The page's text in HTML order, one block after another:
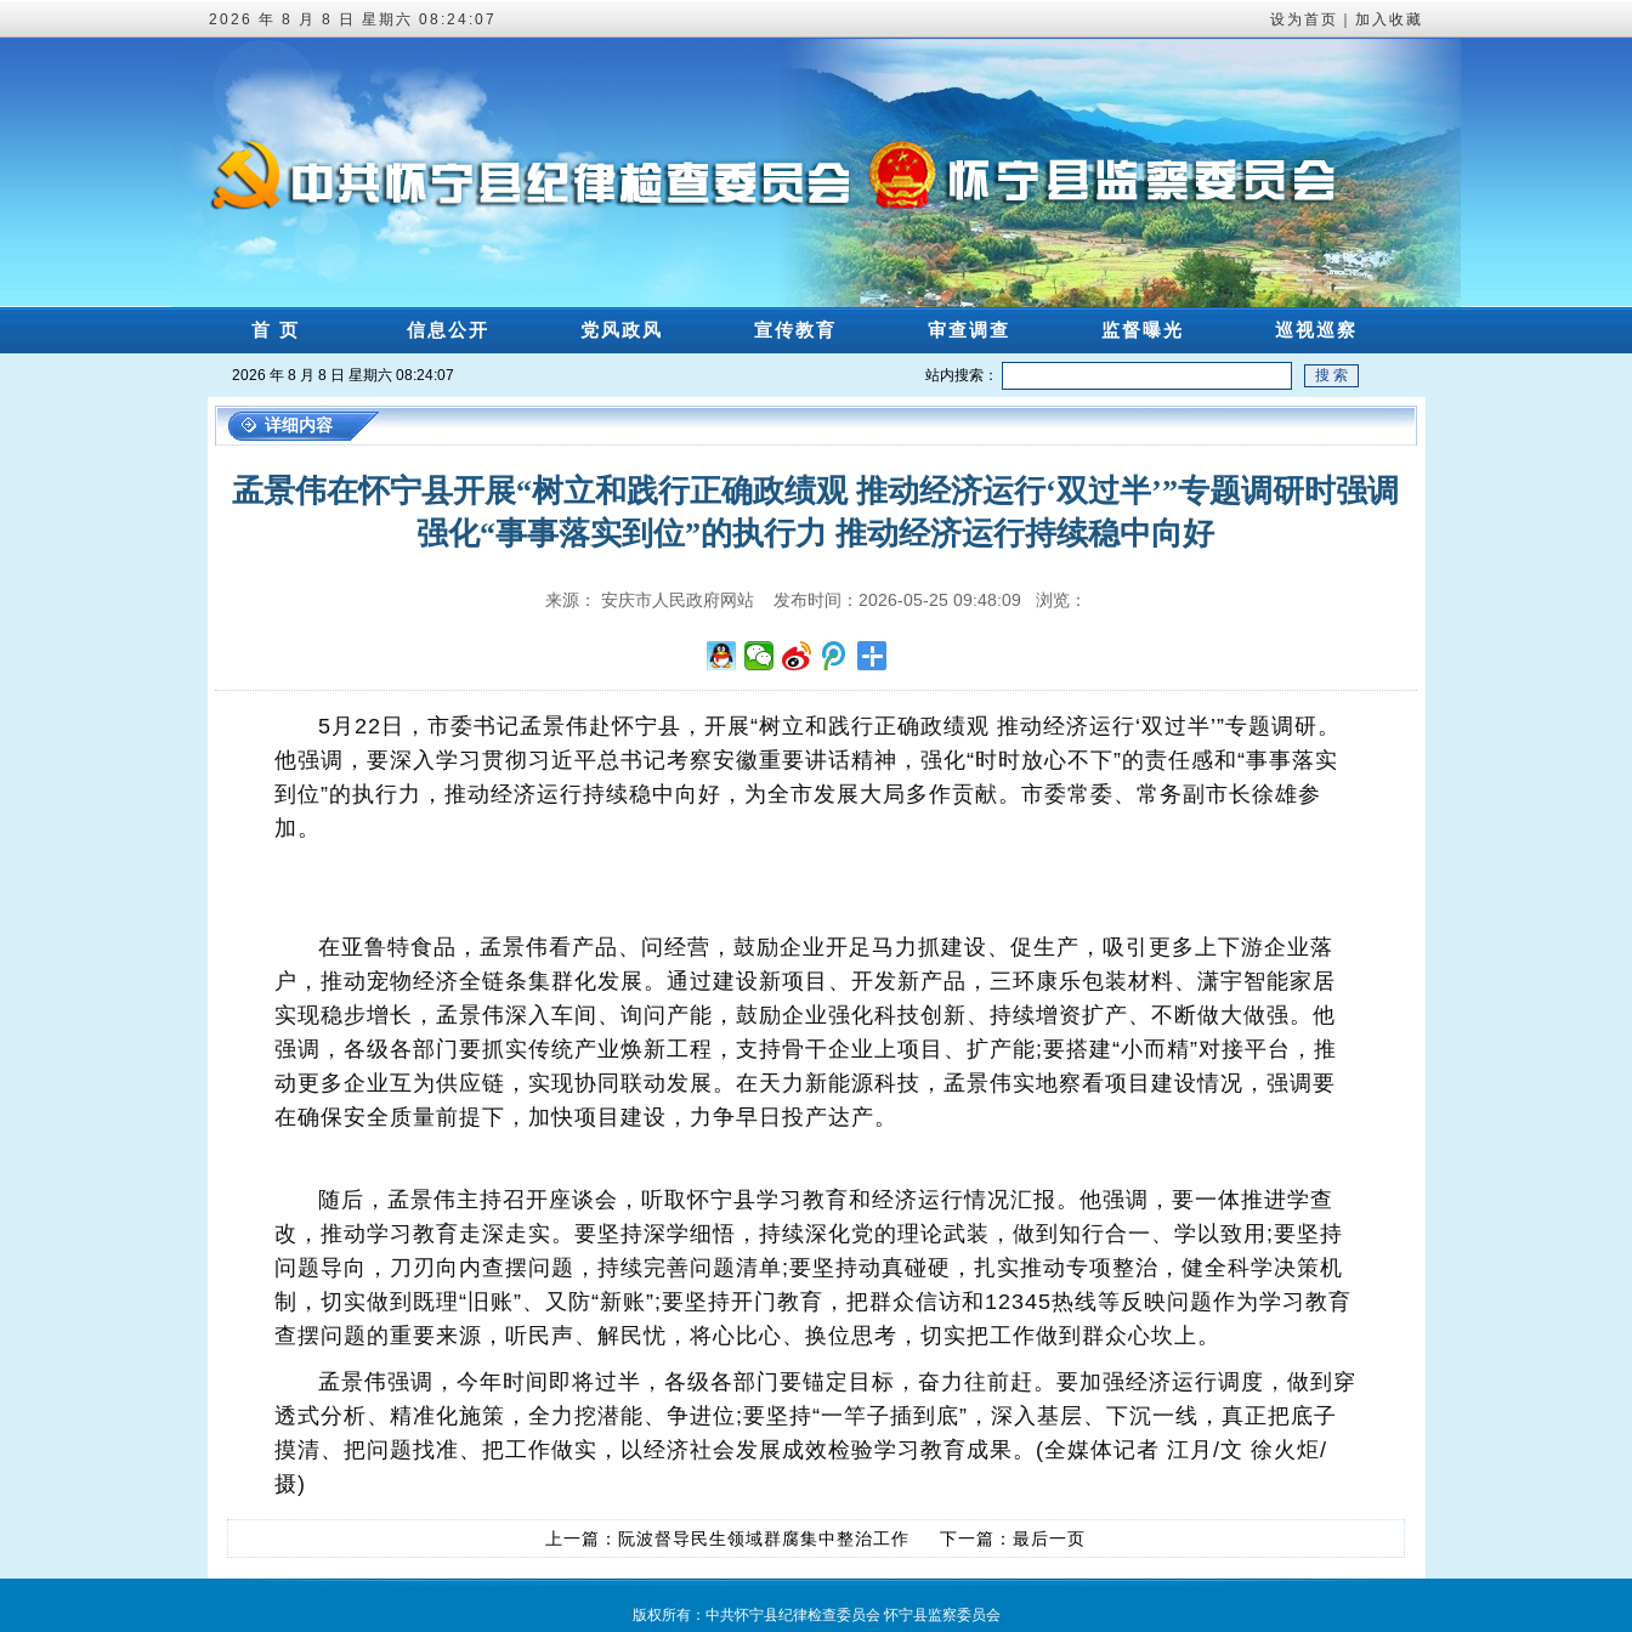
2026 年 8 月 8 日 星期六 08:24:08 设为首页 加入收藏
首 页 信息公开 党风政风 宣传教育 审查调查 监督曝光 巡视巡察
2026 年 8 月 8 日 星期六 08:24:08 站内搜索：
详细内容
孟景伟在怀宁县开展“树立和践行正确政绩观 推动经济运行‘双过半’”专题调研时强调
强化“事事落实到位”的执行力 推动经济运行持续稳中向好
来源： 安庆市人民政府网站 发布时间：2026-05-25 09:48:09 浏览：
5月22日，市委书记孟景伟赴怀宁县，开展“树立和践行正确政绩观 推动经济运行‘双过半’”专题调研。
他强调，要深入学习贯彻习近平总书记考察安徽重要讲话精神，强化“时时放心不下”的责任感和“事事落实
到位”的执行力，推动经济运行持续稳中向好，为全市发展大局多作贡献。市委常委、常务副市长徐雄参
加。
在亚鲁特食品，孟景伟看产品、问经营，鼓励企业开足马力抓建设、促生产，吸引更多上下游企业落
户，推动宠物经济全链条集群化发展。通过建设新项目、开发新产品，三环康乐包装材料、潇宇智能家居
实现稳步增长，孟景伟深入车间、询问产能，鼓励企业强化科技创新、持续增资扩产、不断做大做强。他
强调，各级各部门要抓实传统产业焕新工程，支持骨干企业上项目、扩产能;要搭建“小而精”对接平台，推
动更多企业互为供应链，实现协同联动发展。在天力新能源科技，孟景伟实地察看项目建设情况，强调要
在确保安全质量前提下，加快项目建设，力争早日投产达产。
随后，孟景伟主持召开座谈会，听取怀宁县学习教育和经济运行情况汇报。他强调，要一体推进学查
改，推动学习教育走深走实。要坚持深学细悟，持续深化党的理论武装，做到知行合一、学以致用;要坚持
问题导向，刀刃向内查摆问题，持续完善问题清单;要坚持动真碰硬，扎实推动专项整治，健全科学决策机
制，切实做到既理“旧账”、又防“新账”;要坚持开门教育，把群众信访和12345热线等反映问题作为学习教育
查摆问题的重要来源，听民声、解民忧，将心比心、换位思考，切实把工作做到群众心坎上。
孟景伟强调，今年时间即将过半，各级各部门要锚定目标，奋力往前赶。要加强经济运行调度，做到穿
透式分析、精准化施策，全力挖潜能、争进位;要坚持“一竿子插到底”，深入基层、下沉一线，真正把底子
摸清、把问题找准、把工作做实，以经济社会发展成效检验学习教育成果。(全媒体记者 江月/文 徐火炬/
摄)
上一篇： 阮波督导民生领域群腐集中整治工作 下一篇： 最后一页
版权所有：中共怀宁县纪律检查委员会 怀宁县监察委员会